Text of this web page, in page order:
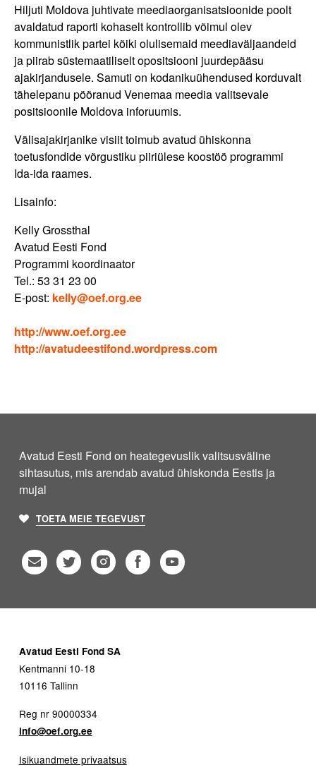
Hiljuti Moldova juhtivate meediaorganisatsioonide poolt
avaldatud raporti kohaselt kontrollib võimul olev
kommunistlik partei kõiki olulisemaid meediaväljaandeid
ja piirab süstemaatiliselt opositsiooni juurdepääsu
ajakirjandusele. Samuti on kodanikuühendused korduvalt
tähelepanu pööranud Venemaa meedia valitsevale
positsioonile Moldova inforuumis.
Välisajakirjanike visiit toimub avatud ühiskonna
toetusfondide võrgustiku piiriülese koostöö programmi
Ida-ida raames.
Lisainfo:
Kelly Grossthal
Avatud Eesti Fond
Programmi koordinaator
Tel.: 53 31 23 00
E-post: kelly@oef.org.ee
http://www.oef.org.ee
http://avatudeestifond.wordpress.com
Avatud Eesti Fond on heategevuslik valitsusväline
sihtasutus, mis arendab avatud ühiskonda Eestis ja
mujal
TOETA MEIE TEGEVUST
Avatud Eesti Fond SA
Kentmanni 10-18
10116 Tallinn
Reg nr 90000334
info@oef.org.ee
Isikuandmete privaatsus